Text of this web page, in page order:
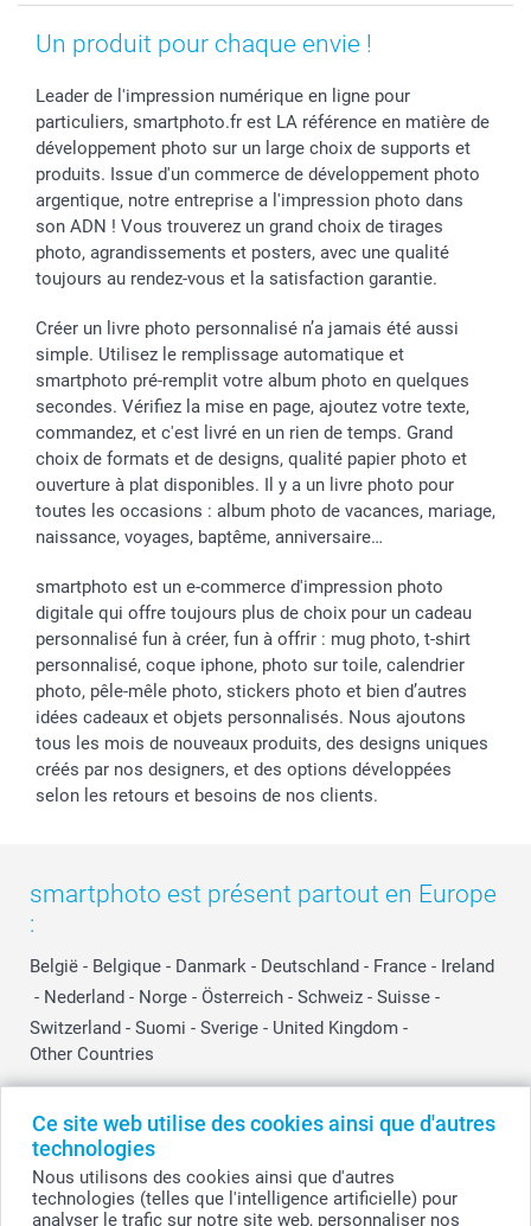
Ce site web utilise des cookies ainsi que d'autres
technologies
Nous utilisons des cookies ainsi que d'autres
technologies (telles que l'intelligence artificielle) pour
analyser le trafic sur notre site web, personnaliser nos
Vacances
Un produit pour chaque envie !
Leader de l'impression numérique en ligne pour
particuliers, smartphoto.fr est LA référence en matière de
développement photo sur un large choix de supports et
produits. Issue d'un commerce de développement photo
argentique, notre entreprise a l'impression photo dans
son ADN ! Vous trouverez un grand choix de tirages
photo, agrandissements et posters, avec une qualité
toujours au rendez-vous et la satisfaction garantie.
Créer un livre photo personnalisé n’a jamais été aussi
simple. Utilisez le remplissage automatique et
smartphoto pré-remplit votre album photo en quelques
secondes. Vérifiez la mise en page, ajoutez votre texte,
commandez, et c'est livré en un rien de temps. Grand
choix de formats et de designs, qualité papier photo et
ouverture à plat disponibles. Il y a un livre photo pour
toutes les occasions : album photo de vacances, mariage,
naissance, voyages, baptême, anniversaire…
smartphoto est un e-commerce d'impression photo
digitale qui offre toujours plus de choix pour un cadeau
personnalisé fun à créer, fun à offrir : mug photo, t-shirt
personnalisé, coque iphone, photo sur toile, calendrier
photo, pêle-mêle photo, stickers photo et bien d’autres
idées cadeaux et objets personnalisés. Nous ajoutons
tous les mois de nouveaux produits, des designs uniques
créés par nos designers, et des options développées
selon les retours et besoins de nos clients.
smartphoto est présent partout en Europe
:
België - Belgique - Danmark - Deutschland - France - Ireland
- Nederland - Norge - Österreich - Schweiz - Suisse -
Switzerland - Suomi - Sverige - United Kingdom -
Other Countries
Tous les prix sont en EURO (€), TVA incluse et hors frais de port.